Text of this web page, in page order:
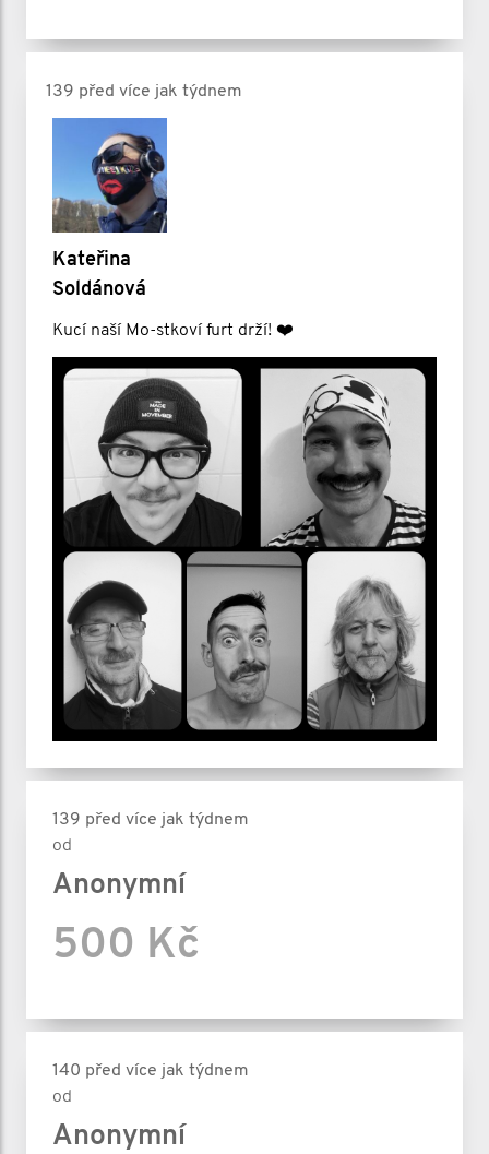
139 před více jak týdnem
Kateřina
Soldánová
Kucí naší Mo-stkoví furt drží! ❤️
139 před více jak týdnem
od
Anonymní
500 Kč
140 před více jak týdnem
od
Anonymní